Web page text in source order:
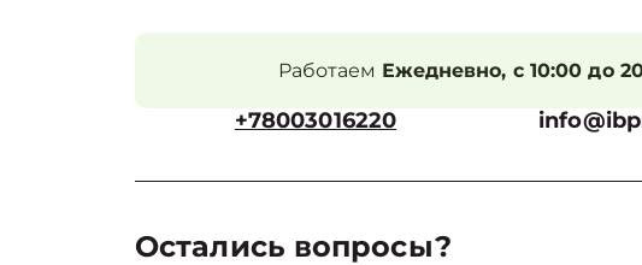
Работаем Ежедневно, с 10:00 до
+78003016220
Остались вопросы?